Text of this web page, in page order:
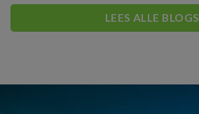
LEES ALLE BLOGS